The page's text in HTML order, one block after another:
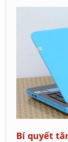
Bí quyết